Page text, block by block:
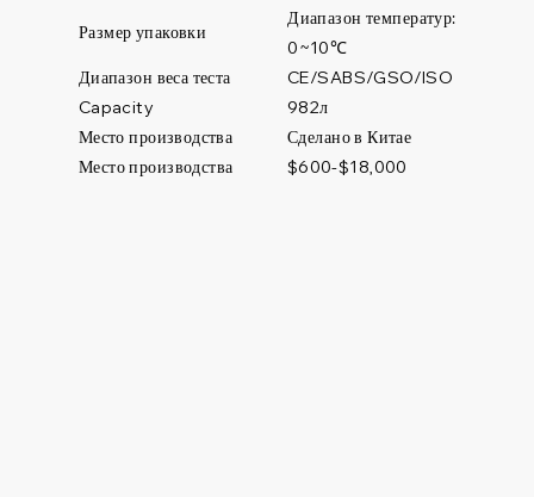
Размер упаковки
Capacity
Диапазон веса теста CE/SABS/GSO/ISO
Сделано в Китае
Место производства
Место производства
Диапазон температур:
0~10℃
982л
$600-$18,000